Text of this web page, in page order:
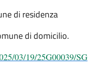
di residenza
di domicilio.
03/19/25G00039/SG